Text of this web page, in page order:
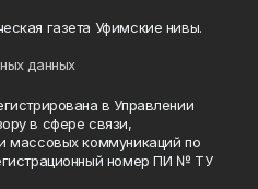
газета Уфимские нивы.
данных
в Управлении
в сфере связи,
массовых коммуникаций по
номер ПИ № ТУ